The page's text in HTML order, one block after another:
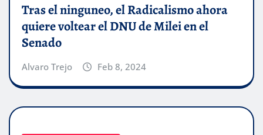
Tras el ninguneo, el Radicalismo ahora
quiere voltear el DNU de Milei en el
Senado
Alvaro Trejo Feb 8, 2024